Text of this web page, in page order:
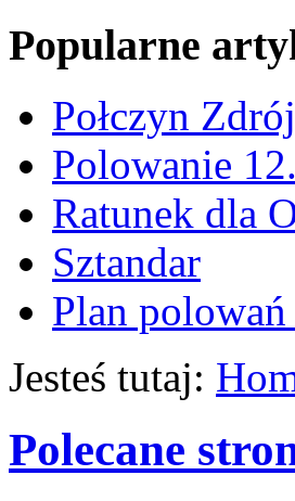
Popularne
Połczyn
Polowanie
Ratunek dla
Sztandar
Plan
Jesteś tutaj:
Polecane